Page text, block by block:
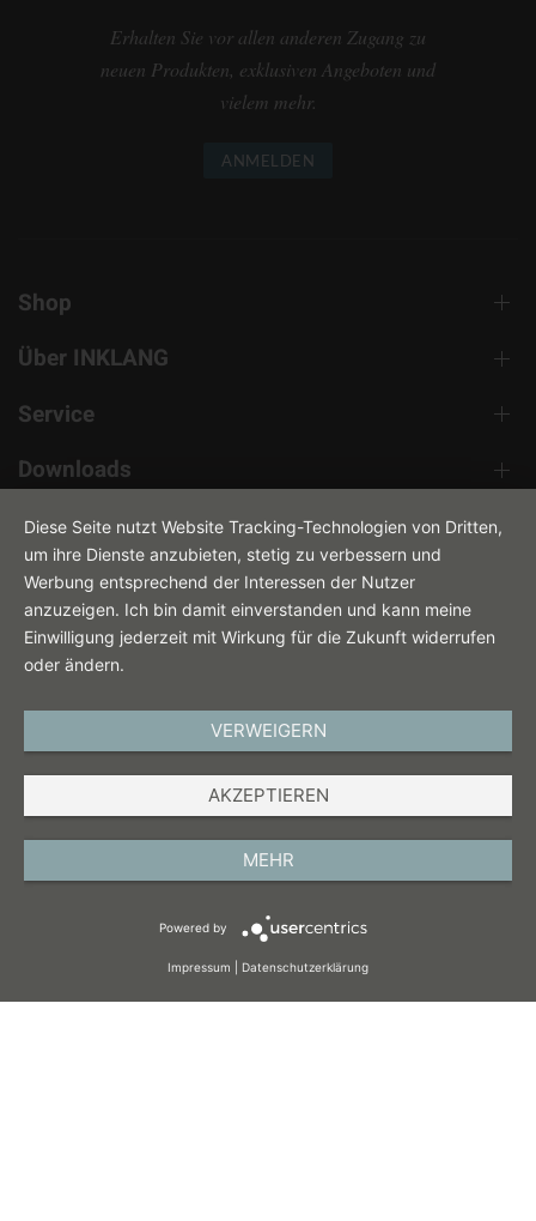
Erhalten Sie vor allen anderen Zugang zu
neuen Produkten, exklusiven Angeboten und
vielem mehr.
ANMELDEN
Shop
Über INKLANG
Service
Downloads
Kontakt
Diese Seite nutzt Website Tracking-Technologien von Dritten,
um ihre Dienste anzubieten, stetig zu verbessern und
Werbung entsprechend der Interessen der Nutzer
anzuzeigen. Ich bin damit einverstanden und kann meine
Einwilligung jederzeit mit Wirkung für die Zukunft widerrufen
oder ändern.
VERWEIGERN
AKZEPTIEREN
MEHR
Powered by
Impressum Datenschutzerklärung